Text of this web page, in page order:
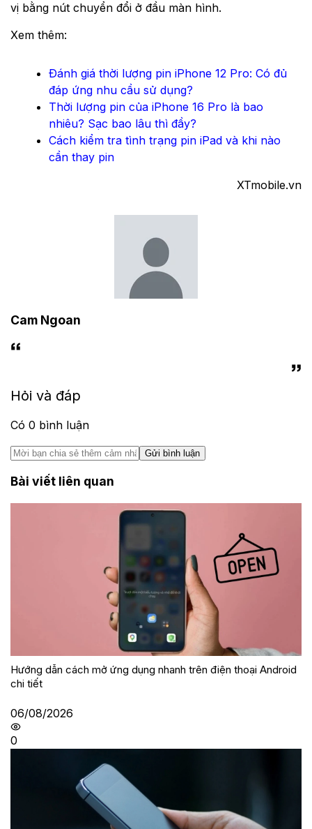
vị bằng nút chuyển đổi ở đầu màn hình.
Xem thêm:
Đánh giá thời lượng pin iPhone 12 Pro: Có đủ
đáp ứng nhu cầu sử dụng?
Thời lượng pin của iPhone 16 Pro là bao
nhiêu? Sạc bao lâu thì đầy?
Cách kiểm tra tình trạng pin iPad và khi nào
cần thay pin
XTmobile.vn
Cam Ngoan
Hỏi và đáp
Có 0 bình luận
Gửi bình luận
Bài viết liên quan
Hướng dẫn cách mở ứng dụng nhanh trên điện thoại Android
chi tiết
06/08/2026
0